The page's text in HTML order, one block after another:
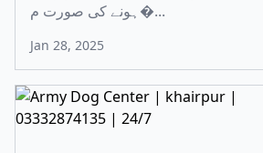
ہونے کی صورت م�...
Jan 28, 2025